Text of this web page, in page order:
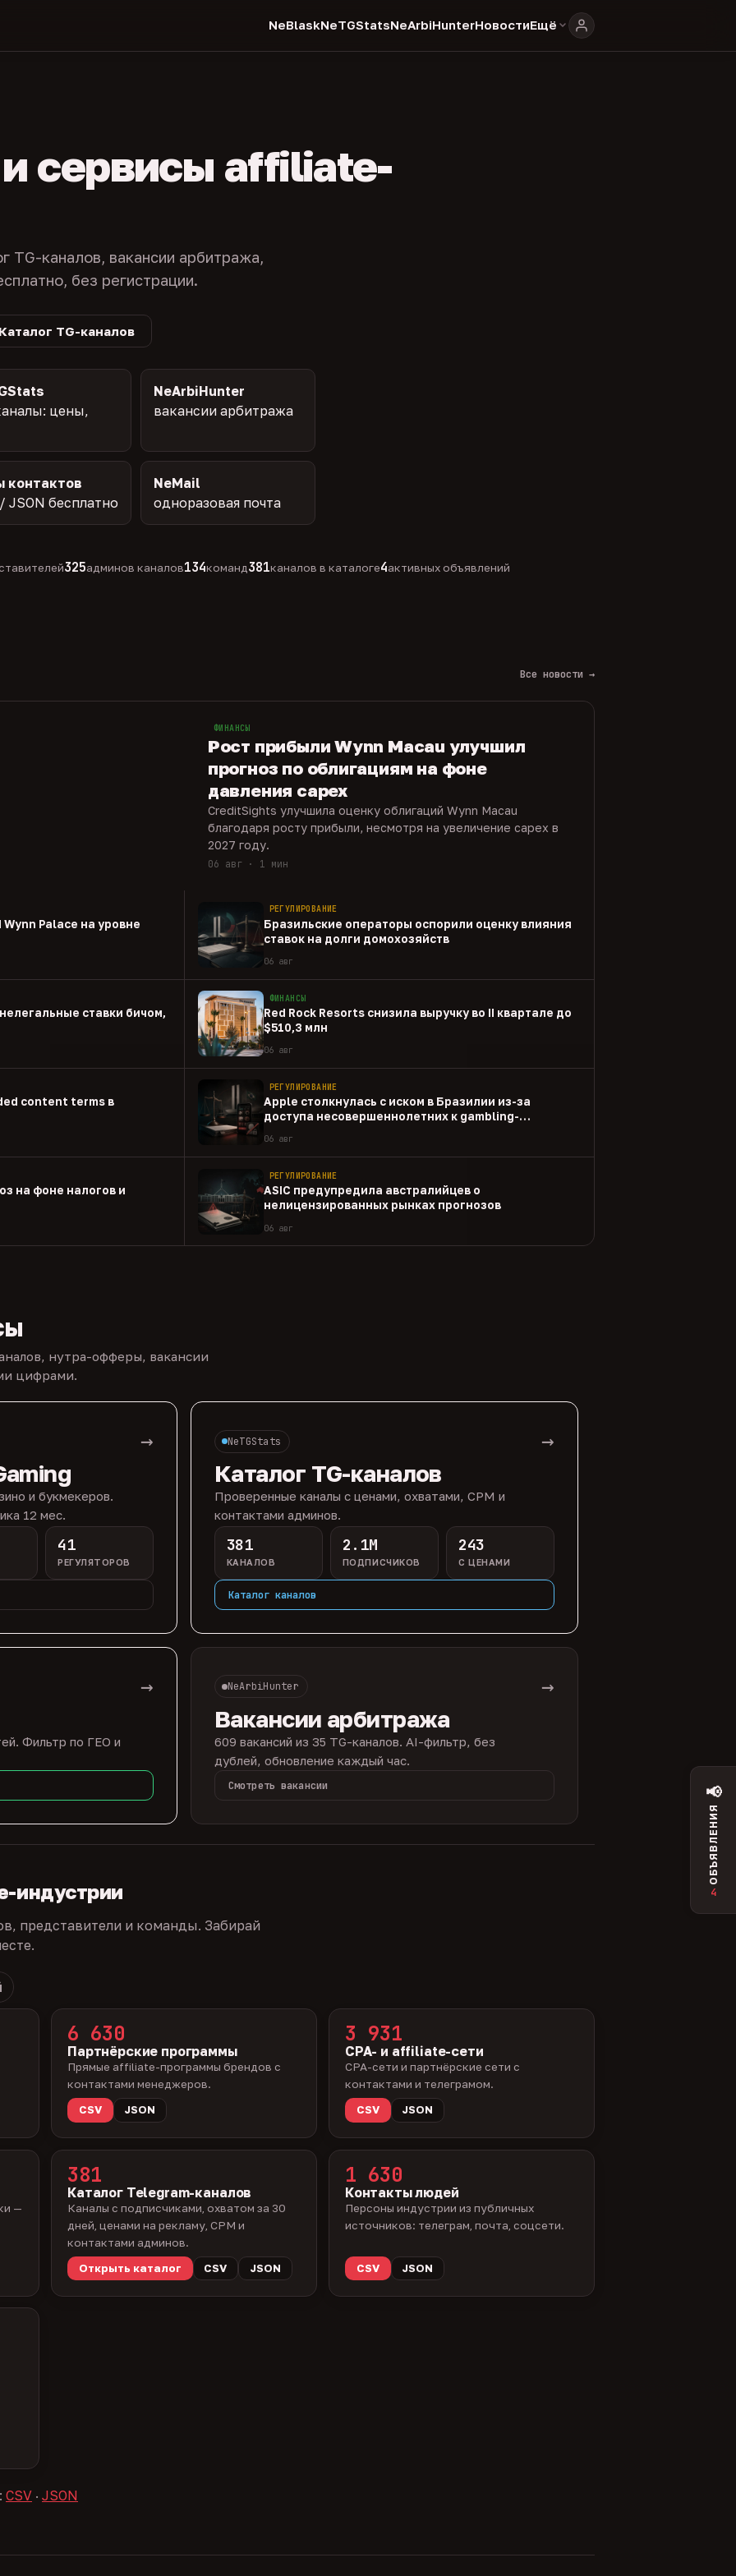
NeBlaskNeTGStatsNeArbiHunterНовостиЕщё
сервисы affiliate-
TG-каналов, вакансии арбитража,
без регистрации.
TG-каналов
цены,
NeArbiHunter
вакансии арбитража
контактов
JSON бесплатно
NeMail
одноразовая почта
325админов каналов134команд381каналов в каталоге4активных объявлений
Все новости →
ФИНАНСЫ
Рост прибыли Wynn Macau улучшил
прогноз по облигациям на фоне
давления capex
CreditSights улучшила оценку облигаций Wynn Macau
благодаря росту прибыли, несмотря на увеличение capex в
2027 году.
06 авг · 1 мин
Palace на уровне
РЕГУЛИРОВАНИЕ
Бразильские операторы оспорили оценку влияния
ставок на долги домохозяйств
06 авг
ставки бичом,
ФИНАНСЫ
Red Rock Resorts снизила выручку во II квартале до
$510,3 млн
06 авг
content terms в
РЕГУЛИРОВАНИЕ
Apple столкнулась с иском в Бразилии из-за
доступа несовершеннолетних к gambling-
06 авг
на фоне налогов и
РЕГУЛИРОВАНИЕ
ASIC предупредила австралийцев о
нелицензированных рынках прогнозов
06 авг
нутра-офферы, вакансии
цифрами.
→
и букмекеров.
12 мес.
41
РЕГУЛЯТОРОВ
NeTGStats →
Каталог TG-каналов
Проверенные каналы с ценами, охватами, CPM и
контактами админов.
381
КАНАЛОВ
2.1M
ПОДПИСЧИКОВ
243
С ЦЕНАМИ
Каталог каналов
→
Фильтр по ГЕО и
NeArbiHunter →
Вакансии арбитража
609 вакансий из 35 TG-каналов. AI-фильтр, без
дублей, обновление каждый час.
Смотреть вакансии
индустрии
представители и команды. Забирай
6 630
Партнёрские программы
Прямые affiliate-программы брендов с
контактами менеджеров.
CSV
JSON
3 931
CPA- и affiliate-сети
CPA-сети и партнёрские сети с
контактами и телеграмом.
CSV
JSON
—
381
Каталог Telegram-каналов
Каналы с подписчиками, охватом за 30
дней, ценами на рекламу, CPM и
контактами админов.
Открыть каталог
CSV JSON
1 630
Контакты людей
Персоны индустрии из публичных
источников: телеграм, почта, соцсети.
CSV JSON
CSV · JSON
📢
ОБЪЯВЛЕНИЯ
4